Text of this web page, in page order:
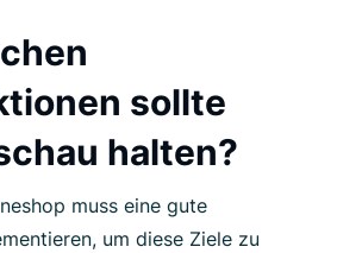
sollte
halten?
muss eine gute
um diese Ziele zu